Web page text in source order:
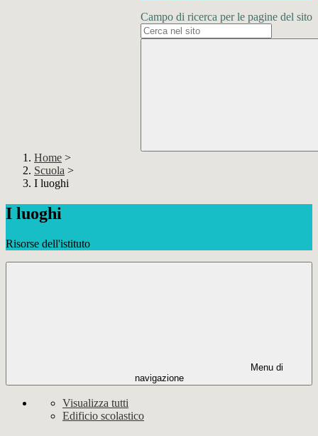
Campo di ricerca per le pagine del sito
Home >
Scuola >
I luoghi
I luoghi
Risorse dell'istituto
Menu di
navigazione
Visualizza tutti
Edificio scolastico